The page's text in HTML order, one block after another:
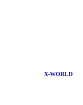
X-WORLD